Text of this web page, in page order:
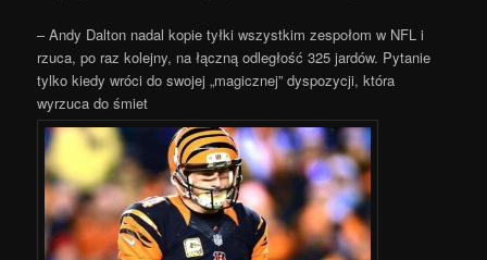
– Andy Dalton nadal kopie tyłki wszystkim zespołom w NFL i
rzuca, po raz kolejny, na łączną odległość 325 jardów. Pytanie
tylko kiedy wróci do swojej „magicznej” dyspozycji, która
wyrzuca do śmiet